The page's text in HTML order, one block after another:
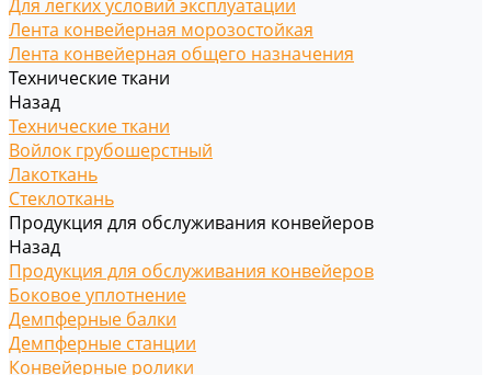
Для легких условий эксплуатации
Лента конвейерная морозостойкая
Лента конвейерная общего назначения
Технические ткани
Назад
Технические ткани
Войлок грубошерстный
Лакоткань
Стеклоткань
Продукция для обслуживания конвейеров
Назад
Продукция для обслуживания конвейеров
Боковое уплотнение
Демпферные балки
Демпферные станции
Конвейерные ролики